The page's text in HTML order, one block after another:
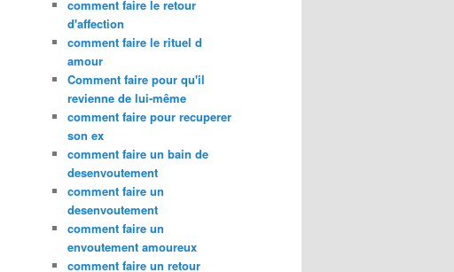
comment faire le retour
d'affection
comment faire le rituel d
amour
Comment faire pour qu'il
revienne de lui-même
comment faire pour recuperer
son ex
comment faire un bain de
desenvoutement
comment faire un
desenvoutement
comment faire un
envoutement amoureux
comment faire un retour